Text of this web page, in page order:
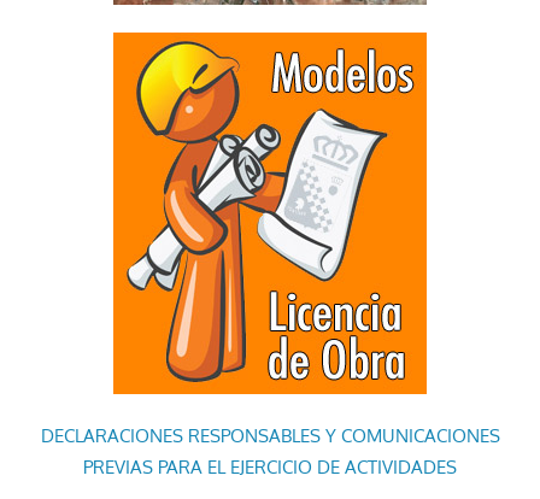
DECLARACIONES RESPONSABLES Y COMUNICACIONES
PREVIAS PARA EL EJERCICIO DE ACTIVIDADES